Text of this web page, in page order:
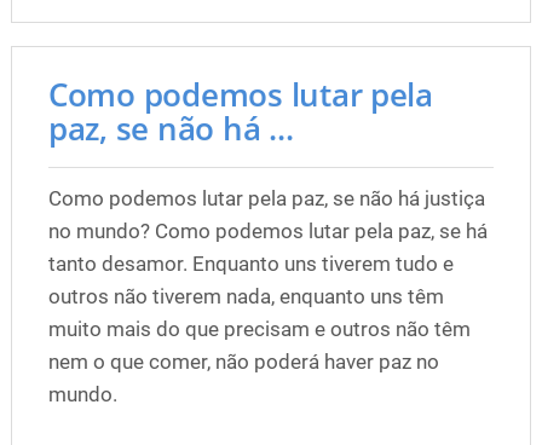
Como podemos lutar pela
paz, se não há ...
Como podemos lutar pela paz, se não há justiça
no mundo? Como podemos lutar pela paz, se há
tanto desamor. Enquanto uns tiverem tudo e
outros não tiverem nada, enquanto uns têm
muito mais do que precisam e outros não têm
nem o que comer, não poderá haver paz no
mundo.